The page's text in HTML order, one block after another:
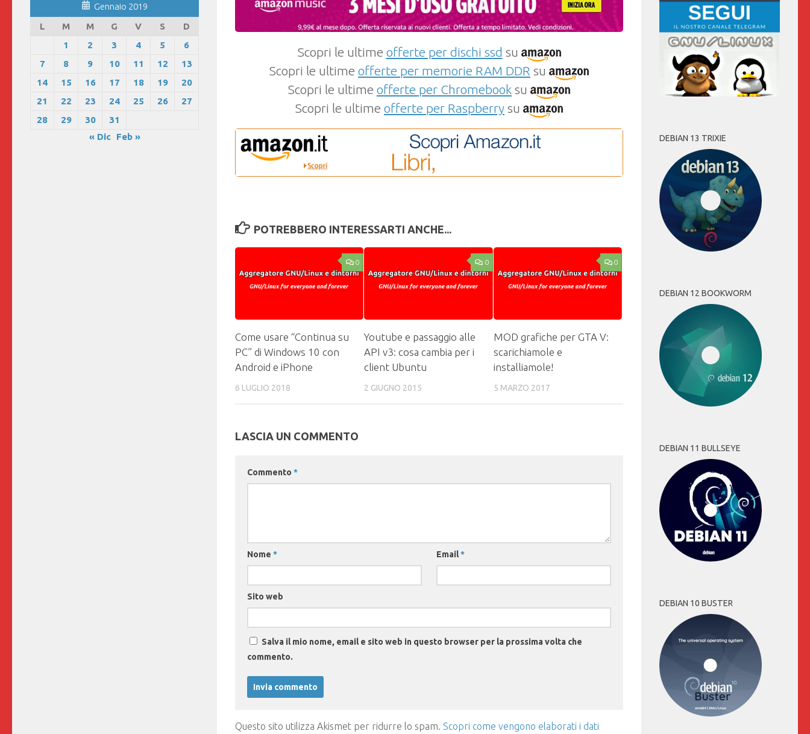
Scopri le ultime offerte per dischi ssd su
Scopri le ultime offerte per memorie RAM DDR su
Scopri le ultime offerte per Chromebook su
Scopri le ultime offerte per Raspberry su
POTREBBERO INTERESSARTI ANCHE...
0
Come usare “Continua su
PC” di Windows 10 con
Android e iPhone
6 LUGLIO 2018
0
Youtube e passaggio alle
API v3: cosa cambia per i
client Ubuntu
2 GIUGNO 2015
0
MOD grafiche per GTA V:
scarichiamole e
installiamole!
5 MARZO 2017
LASCIA UN COMMENTO
Commento *
Nome * Email*
Sito web
Salva il mio nome, email e sito web in questo browser per la prossima volta che
commento.
Questo sito utilizza Akismet per ridurre lo spam. Scopri come vengono elaborati i dati
Gennaio 2019
L
M M G V S
D
1
2 3 4 5
6
7
8 9 10 11 12
13
14
15 16 17 18 19
20
21
22 23 24 25 26
27
28
29 30
31
« Dic
Feb » DEBIAN 13 TRIXIE
DEBIAN 12 BOOKWORM
DEBIAN 11 BULLSEYE
DEBIAN 10 BUSTER